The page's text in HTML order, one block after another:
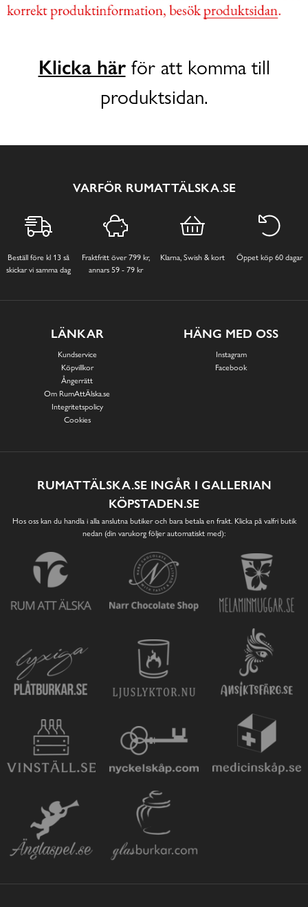
Klicka härför att komma till
produktsidan.
VARFÖR RUMATTÄLSKA.SE
Beställ före kl 13 så
skickar vi samma dag
Fraktfritt över 799 kr,
annars 59 - 79 kr
Klarna, Swish & kort Öppet köp 60 dagar
LÄNKAR
Kundservice
Köpvillkor
Ångerrätt
Om RumAttÄlska.se
Integritetspolicy
Cookies
HÄNG MED OSS
Instagram
Facebook
RUMATTÄLSKA.SE INGÅR I GALLERIAN
KÖPSTADEN.SE
Hos oss kan du handla i alla anslutna butiker och bara betala en frakt. Klicka på valfri butik
nedan (din varukorg följer automatiskt med):